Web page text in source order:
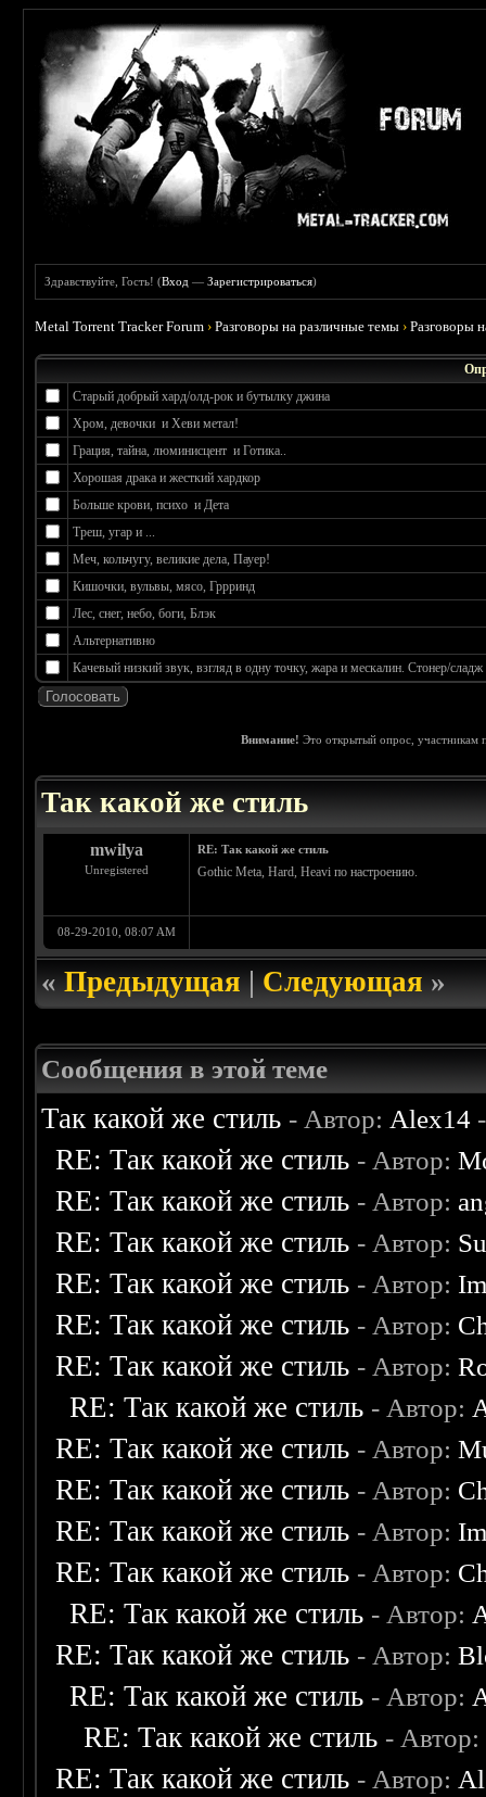
Здравствуйте, Гость! (Вход —Зарегистрироваться)
Metal Torrent Tracker Forum ›Разговоры на различные темы ›Разговоры
Старый добрый хард/олд-рок и бутылку джина
Хром, девочки и Хеви метал!
Грация, тайна, люминисцент и Готика..
Хорошая драка и жесткий хардкор
Больше крови, психо и Дета
Треш, угар и ...
Меч, кольчугу, великие дела, Пауер!
Кишочки, вульвы, мясо, Гррринд
Лес, снег, небо, боги, Блэк
Альтернативно
Качевый низкий звук, взгляд в одну точку, жара и мескалин. Стонер/
Внимание! Это открытый опрос, участникам
Так какой же стиль
mwilya
Unregistered
RE: Так какой же стиль
Gothic Meta, Hard, Heavi по настроению.
08-29-2010, 08:07 AM
«Предыдущая|Следующая»
Сообщения в этой теме
Так какой же стиль - Автор: Alex14
RE: Так какой же стиль - Автор:
RE: Так какой же стиль - Автор:
RE: Так какой же стиль - Автор:
RE: Так какой же стиль - Автор:
RE: Так какой же стиль - Автор:
RE: Так какой же стиль - Автор:
RE: Так какой же стиль - Автор:
RE: Так какой же стиль - Автор:
RE: Так какой же стиль - Автор:
RE: Так какой же стиль - Автор:
RE: Так какой же стиль - Автор:
RE: Так какой же стиль - Автор:
RE: Так какой же стиль - Автор:
RE: Так какой же стиль - Автор:
RE: Так какой же стиль - Автор:
RE: Так какой же стиль - Автор: